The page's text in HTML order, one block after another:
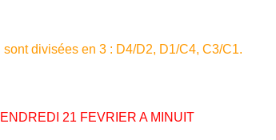
sont divisées en 3 : D4/D2, D1/C4, C3/C1.
21 FEVRIER A MINUIT